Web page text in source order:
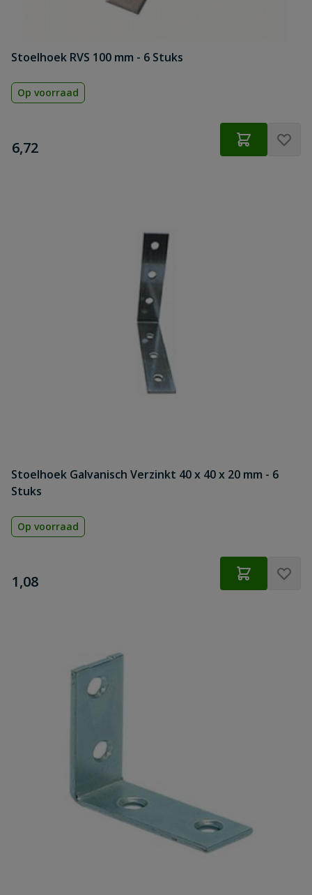
Stoelhoek RVS 100 mm - 6 Stuks
Op voorraad
€
6,72
Stoelhoek Galvanisch Verzinkt 40 x 40 x 20 mm - 6
Stuks
Op voorraad
€
1,08